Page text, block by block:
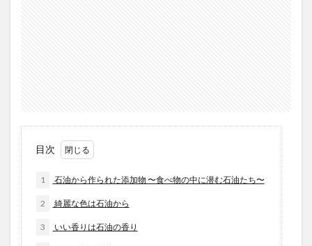
目次
1 石油から作られた添加物 〜食べ物の中に潜む石油たち〜
2 綺麗な色は石油から
3 いい香りは石油の香り